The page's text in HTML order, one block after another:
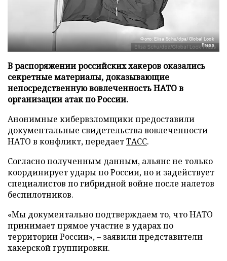
Фото: Elisa Schu/dpa/Global Look
Press
В распоряжении российских хакеров оказались
секретные материалы, доказывающие
непосредственную вовлеченность НАТО в
организации атак по России.
Анонимные кибервзломщики предоставили
документальные свидетельства вовлеченности
НАТО в конфликт, передаетТАСС.
Согласно полученным данным, альянс не только
координирует удары по России, но и задействует
специалистов по гибридной войне после налетов
беспилотников.
«Мы документально подтверждаем то, что НАТО
принимает прямое участие в ударах по
территории России», – заявили представители
хакерской группировки.